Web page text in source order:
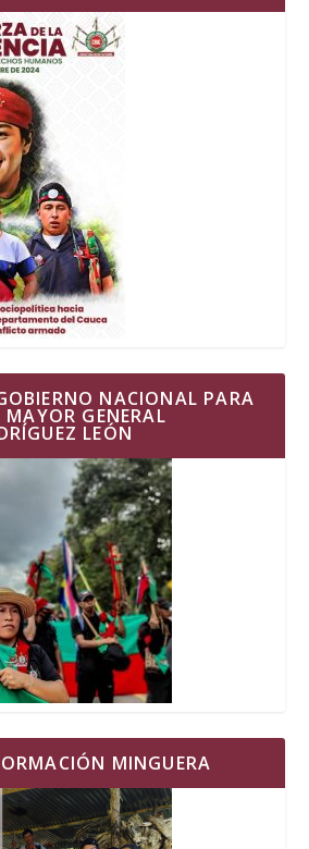
NACIONAL PARA
MAYOR GENERAL
LEÓN
MINGUERA